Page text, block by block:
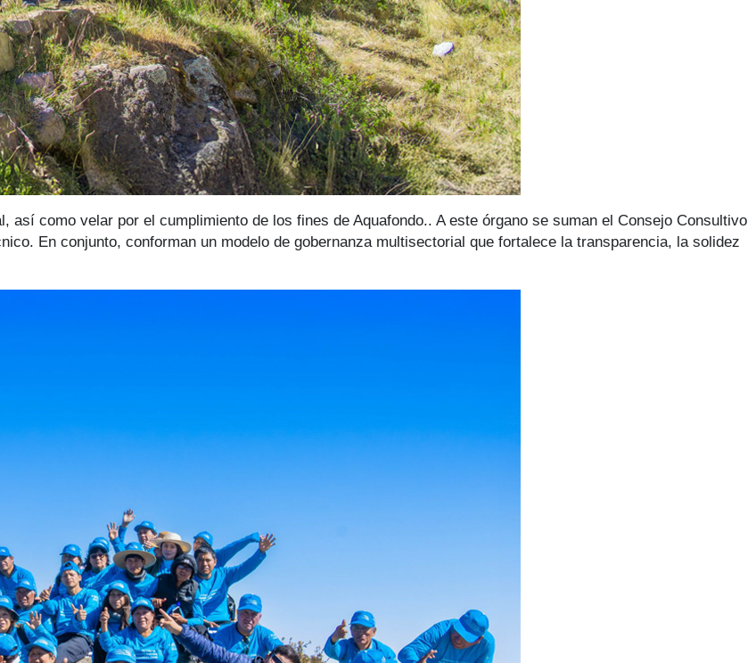
como velar por el cumplimiento de los fines de Aquafondo.. A este órgano se suman el Consejo Consultivo
En conjunto, conforman un modelo de gobernanza multisectorial que fortalece la transparencia, la solidez